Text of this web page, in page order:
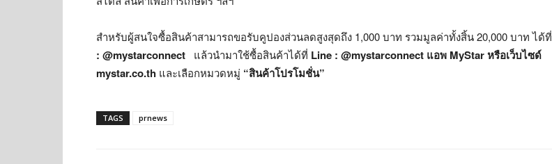
สำหรับผู้สนใจซื้อสินค้าสามารถขอรับคูปองส่วนลดสูงสุดถึง 1,000 บาท รวมมูลค่าทั้งสิ้น 20,000 บาท ได้ที่
: @mystarconnect แล้วนำมาใช้ซื้อสินค้าได้ที่ Line : @mystarconnect แอพ MyStar หรือเว็บไซด์
mystar.co.th และเลือกหมวดหมู่ “สินค้าโปรโมชั่น”
TAGS prnews